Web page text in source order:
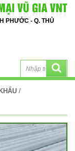
PHƯỚC - Q. THỦ
/